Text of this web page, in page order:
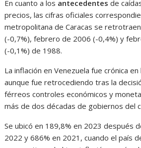
En cuanto a los antecedentes de
precios, las cifras oficiales
metropolitana de Caracas se
(-0,7%), febrero de 2006 (-0,4%) y
(-0,1%) de 1988.
La inflación en Venezuela fue crónica
aunque fue retrocediendo tras la
férreos controles económicos y
más de dos décadas de gobiernos del
Se ubicó en 189,8% en 2023 después
2022 y 686% en 2021, cuando el país